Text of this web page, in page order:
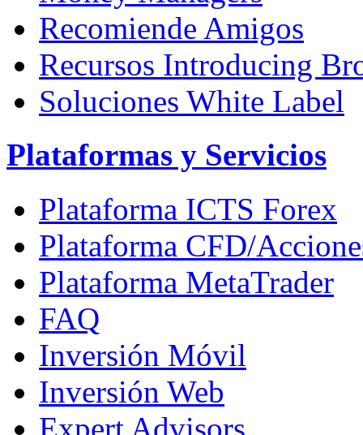
Recomiende Amigos
Recursos Introducing
Soluciones White Label
Plataformas y Servicios
Plataforma ICTS Forex
Plataforma CFD/
Plataforma MetaTrader
FAQ
Inversión Móvil
Inversión Web
Expert Advisors